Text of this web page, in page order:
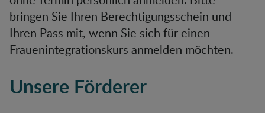
bringen Sie Ihren Berechtigungsschein und
Ihren Pass mit, wenn Sie sich für einen
Frauenintegrationskurs anmelden möchten.
Unsere Förderer